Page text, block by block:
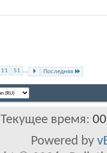
11 51 ... Последняя
Текущее время:
Powered by